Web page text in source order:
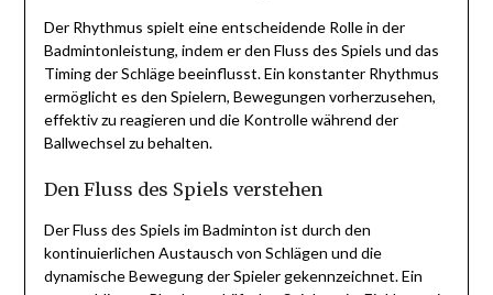
Der Rhythmus spielt eine entscheidende Rolle in der
Badmintonleistung, indem er den Fluss des Spiels und das
Timing der Schläge beeinflusst. Ein konstanter Rhythmus
ermöglicht es den Spielern, Bewegungen vorherzusehen,
effektiv zu reagieren und die Kontrolle während der
Ballwechsel zu behalten.
Den Fluss des Spiels verstehen
Der Fluss des Spiels im Badminton ist durch den
kontinuierlichen Austausch von Schlägen und die
dynamische Bewegung der Spieler gekennzeichnet. Ein